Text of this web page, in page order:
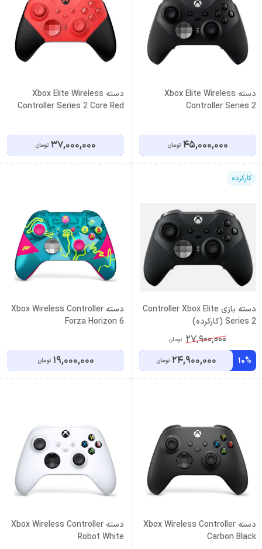
دسته Xbox Elite Wireless
Controller Series 2
45,000,000 تومان
دسته Xbox Elite Wireless
Controller Series 2 Core Red
37,000,000 تومان
کارکرده
دسته بازی Controller Xbox Elite
Series 2 (کارکرده)
27,900,000 تومان
10%
24,900,000 تومان
دسته Xbox Wireless Controller
Forza Horizon 6
19,000,000 تومان
دسته Xbox Wireless Controller
Carbon Black
دسته Xbox Wireless Controller
Robot White